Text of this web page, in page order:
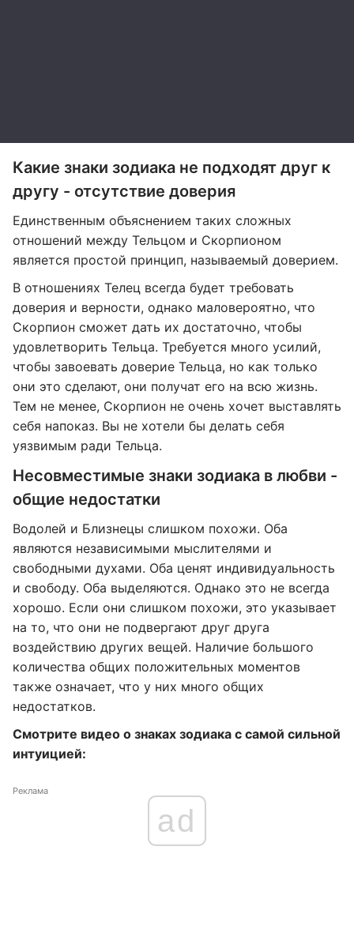
Какие знаки зодиака не подходят друг к
другу - отсутствие доверия
Единственным объяснением таких сложных
отношений между Тельцом и Скорпионом
является простой принцип, называемый доверием.
В отношениях Телец всегда будет требовать
доверия и верности, однако маловероятно, что
Скорпион сможет дать их достаточно, чтобы
удовлетворить Тельца. Требуется много усилий,
чтобы завоевать доверие Тельца, но как только
они это сделают, они получат его на всю жизнь.
Тем не менее, Скорпион не очень хочет выставлять
себя напоказ. Вы не хотели бы делать себя
уязвимым ради Тельца.
Несовместимые знаки зодиака в любви -
общие недостатки
Водолей и Близнецы слишком похожи. Оба
являются независимыми мыслителями и
свободными духами. Оба ценят индивидуальность
и свободу. Оба выделяются. Однако это не всегда
хорошо. Если они слишком похожи, это указывает
на то, что они не подвергают друг друга
воздействию других вещей. Наличие большого
количества общих положительных моментов
также означает, что у них много общих
недостатков.
Смотрите видео о знаках зодиака с самой сильной
интуицией:
Реклама
ad